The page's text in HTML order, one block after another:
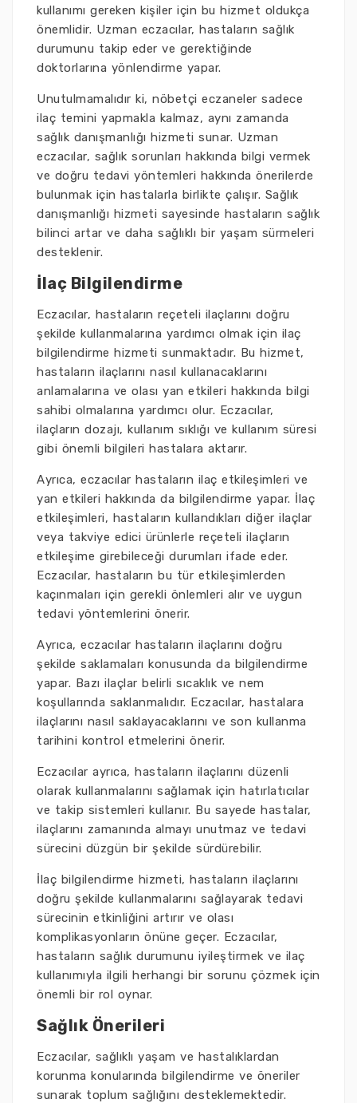
kullanımı gereken kişiler için bu hizmet oldukça
önemlidir. Uzman eczacılar, hastaların sağlık
durumunu takip eder ve gerektiğinde
doktorlarına yönlendirme yapar.
Unutulmamalıdır ki, nöbetçi eczaneler sadece
ilaç temini yapmakla kalmaz, aynı zamanda
sağlık danışmanlığı hizmeti sunar. Uzman
eczacılar, sağlık sorunları hakkında bilgi vermek
ve doğru tedavi yöntemleri hakkında önerilerde
bulunmak için hastalarla birlikte çalışır. Sağlık
danışmanlığı hizmeti sayesinde hastaların sağlık
bilinci artar ve daha sağlıklı bir yaşam sürmeleri
desteklenir.
İlaç Bilgilendirme
Eczacılar, hastaların reçeteli ilaçlarını doğru
şekilde kullanmalarına yardımcı olmak için ilaç
bilgilendirme hizmeti sunmaktadır. Bu hizmet,
hastaların ilaçlarını nasıl kullanacaklarını
anlamalarına ve olası yan etkileri hakkında bilgi
sahibi olmalarına yardımcı olur. Eczacılar,
ilaçların dozajı, kullanım sıklığı ve kullanım süresi
gibi önemli bilgileri hastalara aktarır.
Ayrıca, eczacılar hastaların ilaç etkileşimleri ve
yan etkileri hakkında da bilgilendirme yapar. İlaç
etkileşimleri, hastaların kullandıkları diğer ilaçlar
veya takviye edici ürünlerle reçeteli ilaçların
etkileşime girebileceği durumları ifade eder.
Eczacılar, hastaların bu tür etkileşimlerden
kaçınmaları için gerekli önlemleri alır ve uygun
tedavi yöntemlerini önerir.
Ayrıca, eczacılar hastaların ilaçlarını doğru
şekilde saklamaları konusunda da bilgilendirme
yapar. Bazı ilaçlar belirli sıcaklık ve nem
koşullarında saklanmalıdır. Eczacılar, hastalara
ilaçlarını nasıl saklayacaklarını ve son kullanma
tarihini kontrol etmelerini önerir.
Eczacılar ayrıca, hastaların ilaçlarını düzenli
olarak kullanmalarını sağlamak için hatırlatıcılar
ve takip sistemleri kullanır. Bu sayede hastalar,
ilaçlarını zamanında almayı unutmaz ve tedavi
sürecini düzgün bir şekilde sürdürebilir.
İlaç bilgilendirme hizmeti, hastaların ilaçlarını
doğru şekilde kullanmalarını sağlayarak tedavi
sürecinin etkinliğini artırır ve olası
komplikasyonların önüne geçer. Eczacılar,
hastaların sağlık durumunu iyileştirmek ve ilaç
kullanımıyla ilgili herhangi bir sorunu çözmek için
önemli bir rol oynar.
Sağlık Önerileri
Eczacılar, sağlıklı yaşam ve hastalıklardan
korunma konularında bilgilendirme ve öneriler
sunarak toplum sağlığını desteklemektedir.